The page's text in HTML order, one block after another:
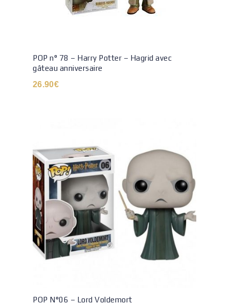
POP n° 78 – Harry Potter – Hagrid avec
gâteau anniversaire
26.90€
POP N°06 – Lord Voldemort